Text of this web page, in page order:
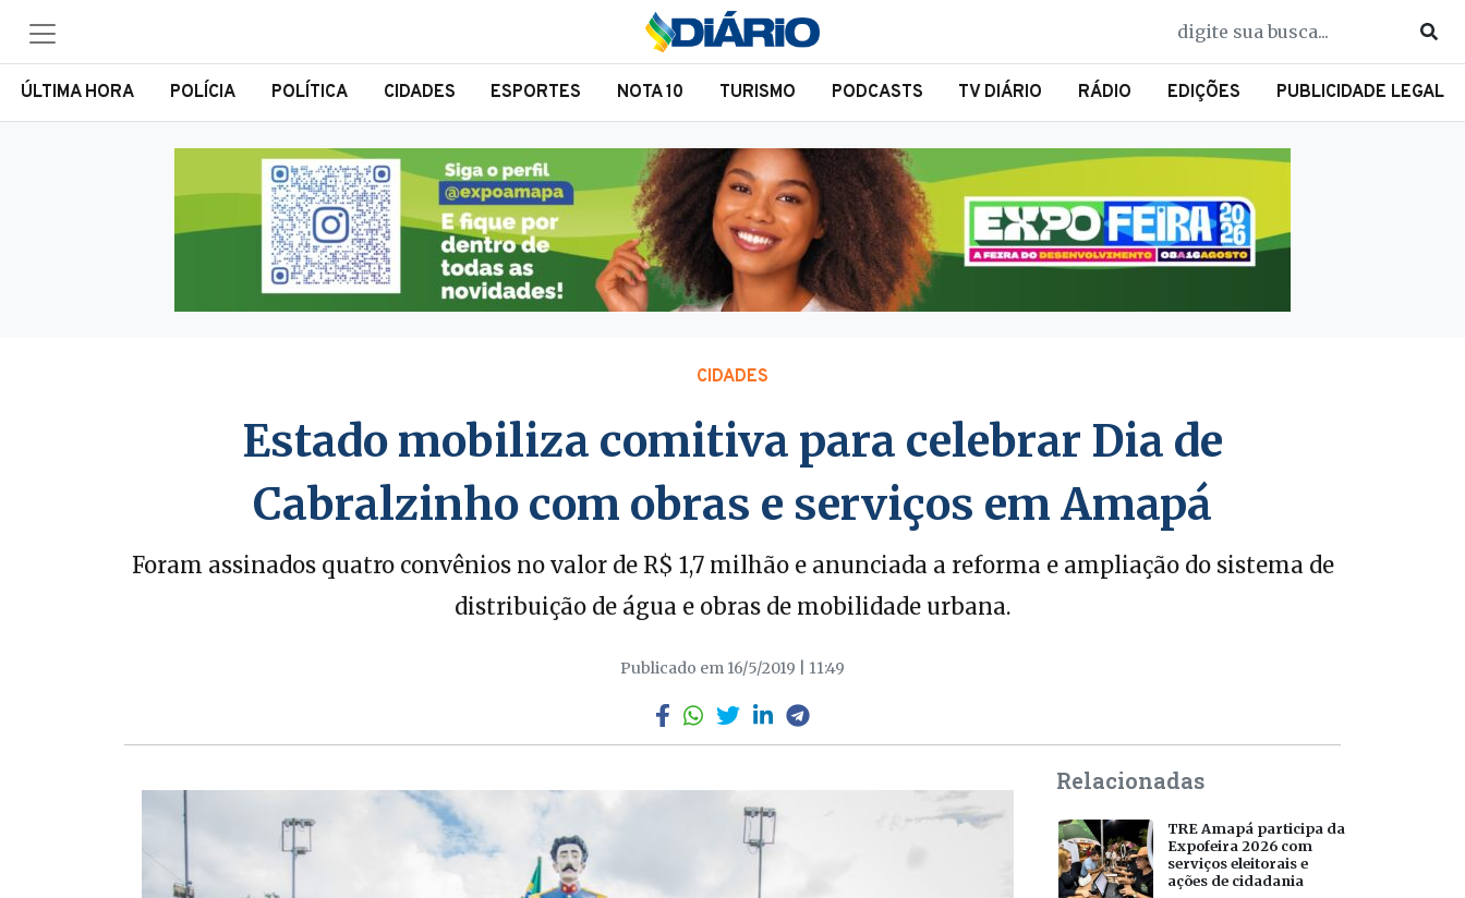
ÚLTIMA HORA POLÍCIA POLÍTICA CIDADES ESPORTES NOTA 10 TURISMO PODCASTS TV DIÁRIO RÁDIO EDIÇÕES PUBLICIDADE LEGAL
CIDADES
Estado mobiliza comitiva para celebrar Dia de
Cabralzinho com obras e serviços em Amapá
Foram assinados quatro convênios no valor de R$ 1,7 milhão e anunciada a reforma e ampliação do sistema de
distribuição de água e obras de mobilidade urbana.
Publicado em 16/5/2019 | 11:49
Relacionadas
TRE Amapá participa da
Expofeira 2026 com
serviços eleitorais e
ações de cidadania